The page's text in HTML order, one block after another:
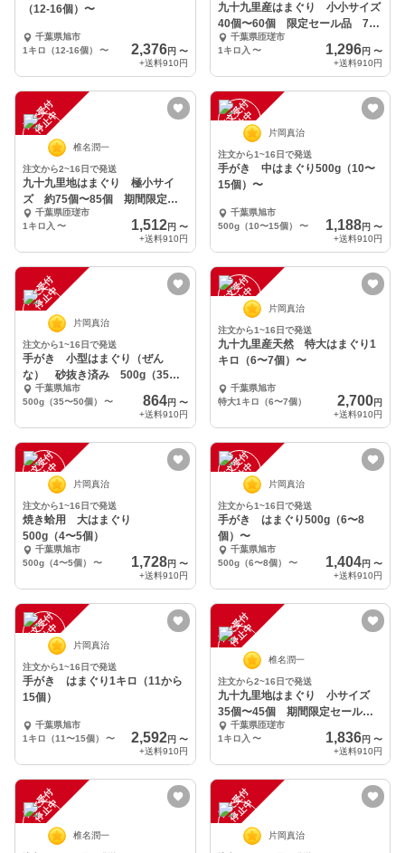
（12-16個）〜
千葉県旭市
1キロ（12-16個）
〜 2,376円 〜
+送料910円
九十九里産はまぐり 小小サイズ
40個〜60個 限定セール品 7月
27日まで
千葉県匝瑳市
1キロ入 〜 1,296円 〜
+送料910円
注
文
受
付
停
止
中
椎名潤一
注文から2~16日で発送
九十九里地はまぐり 極小サイ
ズ 約75個〜85個 期間限定セ
ール品
千葉県匝瑳市
1キロ入 〜 1,512円 〜
+送料910円
注
文
受
付
停
止
中 片岡真治
注文から1~16日で発送
手がき 中はまぐり500g（10〜
15個）〜
千葉県旭市
500g（10〜15個）
〜 1,188円 〜
+送料910円
注
文
受
付
停
止
中
片岡真治
注文から1~16日で発送
手がき 小型はまぐり（ぜん
な） 砂抜き済み 500g（35〜
50個）〜
千葉県旭市
500g（35〜50個）
〜 864円 〜
+送料910円
注
文
受
付
停
止
中 片岡真治
注文から1~16日で発送
九十九里産天然 特大はまぐり1
キロ（6〜7個）〜
千葉県旭市
特大1キロ（6〜7個）
2,700円
+送料910円
注
文
受
付
停
止
中 片岡真治
注文から1~16日で発送
焼き蛤用 大はまぐり
500g（4〜5個）
千葉県旭市
500g（4〜5個）
〜 1,728円 〜
+送料910円
注
文
受
付
停
止
中 片岡真治
注文から1~16日で発送
手がき はまぐり500g（6〜8
個）〜
千葉県旭市
500g（6〜8個）
〜 1,404円 〜
+送料910円
注
文
受
付
停
止
中 片岡真治
注文から1~16日で発送
手がき はまぐり1キロ（11から
15個）
千葉県旭市
1キロ（11〜15個）
〜 2,592円 〜
+送料910円
注
文
受
付
停
止
中
椎名潤一
注文から2~16日で発送
九十九里地はまぐり 小サイズ
35個〜45個 期間限定セール
品千葉県匝瑳市
1キロ入 〜 1,836円 〜
+送料910円
注
文
受
付
停
止
中
椎名潤一
注
文
受
付
停
止
中
片岡真治